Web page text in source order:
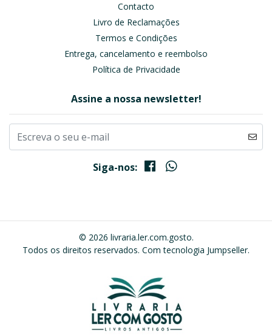
Contacto
Livro de Reclamações
Termos e Condições
Entrega, cancelamento e reembolso
Política de Privacidade
Assine a nossa newsletter!
Siga-nos:
© 2026 livraria.ler.com.gosto.
Todos os direitos reservados. Com tecnologia Jumpseller.